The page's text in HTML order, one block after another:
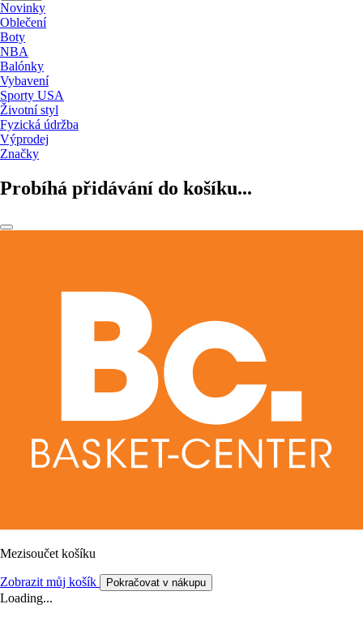
Novinky
Oblečení
Boty
NBA
Balónky
Vybavení
Sporty USA
Životní styl
Fyzická údržba
Výprodej
Značky
Probíhá přidávání do košíku...
Mezisoučet košíku
Zobrazit můj košík Pokračovat v nákupu
Loading...